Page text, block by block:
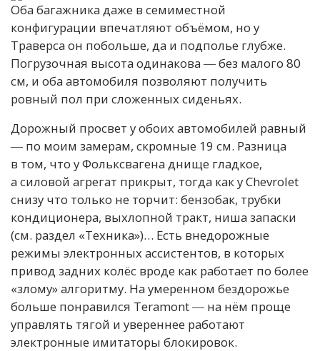
Оба багажника даже в семиместной
конфигурации впечатляют объёмом, но у
Траверса он побольше, да и подполье глубже.
Погрузочная высота одинакова ― без малого 80
см, и оба автомобиля позволяют получить
ровный пол при сложенных сиденьях.
Дорожный просвет у обоих автомобилей равный
― по моим замерам, скромные 19 см. Разница
в том, что у Фольксвагена днище гладкое,
а силовой агрегат прикрыт, тогда как у Chevrolet
снизу что только не торчит: бензобак, трубки
кондиционера, выхлопной тракт, ниша запаски
(см. раздел «Техника»)… Есть внедорожные
режимы электронных ассистентов, в которых
привод задних колёс вроде как работает по более
«злому» алгоритму. На умеренном бездорожье
больше понравился Teramont ― на нём проще
управлять тягой и увереннее работают
электронные имитаторы блокировок.